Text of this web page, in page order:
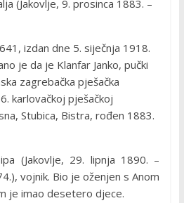
(Jakovlje, 9. prosinca 1883. –
izdan dne 5. siječnja 1918.
je da je Klanfar Janko, pučki
zagrebačka pješačka
karlovačkoj pješačkoj
Stubica, Bistra, rođen 1883.
(Jakovlje, 29. lipnja 1890. –
vojnik. Bio je oženjen s Anom
je imao desetero djece.